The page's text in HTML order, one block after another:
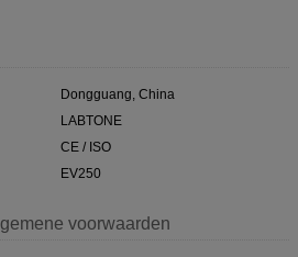
Dongguang, China
LABTONE
CE / ISO
EV250
voorwaarden